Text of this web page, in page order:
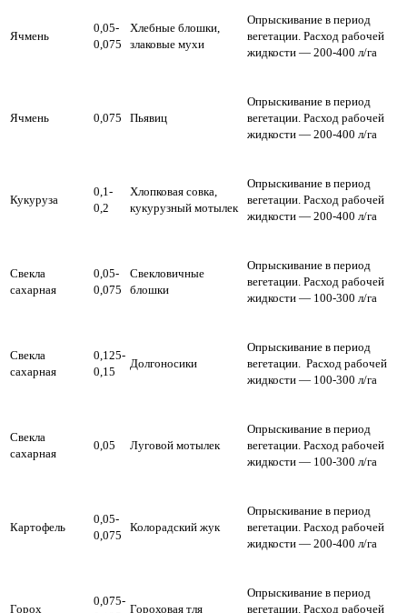
Ячмень
0,05-
0,075
Хлебные блошки,
злаковые мухи
Опрыскивание в период
вегетации. Расход рабочей
жидкости — 200-400 л/га
Ячмень 0,075 Пьявиц
Опрыскивание в период
вегетации. Расход рабочей
жидкости — 200-400 л/га
Кукуруза
0,1-
0,2
Хлопковая совка,
кукурузный мотылек
Опрыскивание в период
вегетации. Расход рабочей
жидкости — 200-400 л/га
Свекла
сахарная
0,05-
0,075
Свекловичные
блошки
Опрыскивание в период
вегетации. Расход рабочей
жидкости — 100-300 л/га
Свекла
сахарная
0,125-
0,15
Долгоносики
Опрыскивание в период
вегетации. Расход рабочей
жидкости — 100-300 л/га
Свекла
сахарная
0,05 Луговой мотылек
Опрыскивание в период
вегетации. Расход рабочей
жидкости — 100-300 л/га
Картофель
0,05-
0,075
Колорадский жук
Опрыскивание в период
вегетации. Расход рабочей
жидкости — 200-400 л/га
Горох
0,075-
Гороховая тля
Опрыскивание в период
вегетации. Расход рабочей